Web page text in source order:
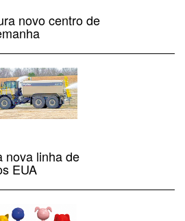
novo centro de
nova linha de
EUA